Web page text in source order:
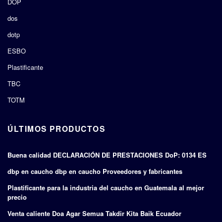
dos
dotp
ESBO
Plastificante
TBC
TOTM
ÚLTIMOS PRODUCTOS
Buena calidad DECLARACIÓN DE PRESTACIONES DoP: 0134 ES
dbp en caucho dbp en caucho Proveedores y fabricantes
Plastificante para la industria del caucho en Guatemala al mejor
precio
Venta caliente Doa Agar Semua Takdir Kita Baik Ecuador